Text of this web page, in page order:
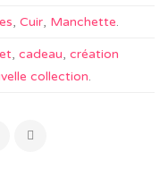
, Cuir, Manchette.
, cadeau, création
collection.